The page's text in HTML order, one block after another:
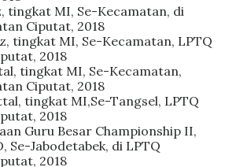
tingkat MI, Se-Kecamatan, di
Ciputat, 2018
tingkat MI, Se-Kecamatan, LPTQ
2018
tingkat MI, Se-Kecamatan,
Ciputat, 2018
tingkat MI,Se-Tangsel, LPTQ
2018
Guru Besar Championship II,
Jabodetabek, di LPTQ
2018